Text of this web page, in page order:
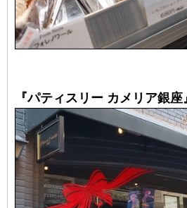
『パティスリー カメリア銀座